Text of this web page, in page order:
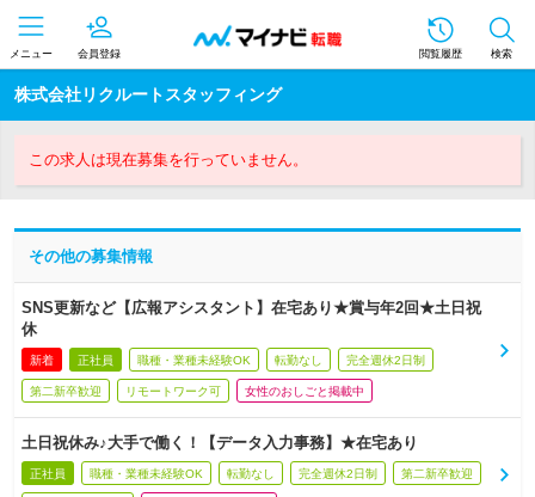
メニュー 会員登録 閲覧履歴 検索
株式会社リクルートスタッフィング
この求人は現在募集を行っていません。
その他の募集情報
SNS更新など【広報アシスタント】在宅あり★賞与年2回★土日祝
休
新着 正社員 職種・業種未経験OK 転勤なし 完全週休2日制
第二新卒歓迎 リモートワーク可 女性のおしごと掲載中
土日祝休み♪大手で働く！【データ入力事務】★在宅あり
正社員 職種・業種未経験OK 転勤なし 完全週休2日制 第二新卒歓迎